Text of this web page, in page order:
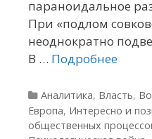
параноидальное
При «подлом
неоднократно
В … Подробнее
Рубрики
Аналитика, Власть,
Европа, Интересно и
общественных